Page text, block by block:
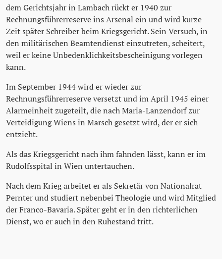
dem Gerichtsjahr in Lambach rückt er 1940 zur
Rechnungsführerreserve ins Arsenal ein und wird kurze
Zeit später Schreiber beim Kriegsgericht. Sein Versuch, in
den militärischen Beamtendienst einzutreten, scheitert,
weil er keine Unbedenklichkeitsbescheinigung vorlegen
kann.
Im September 1944 wird er wieder zur
Rechnungsführerreserve versetzt und im April 1945 einer
Alarmeinheit zugeteilt, die nach Maria-Lanzendorf zur
Verteidigung Wiens in Marsch gesetzt wird, der er sich
entzieht.
Als das Kriegsgericht nach ihm fahnden lässt, kann er im
Rudolfsspital in Wien untertauchen.
Nach dem Krieg arbeitet er als Sekretär von Nationalrat
Pernter und studiert nebenbei Theologie und wird Mitglied
der Franco-Bavaria. Später geht er in den richterlichen
Dienst, wo er auch in den Ruhestand tritt.